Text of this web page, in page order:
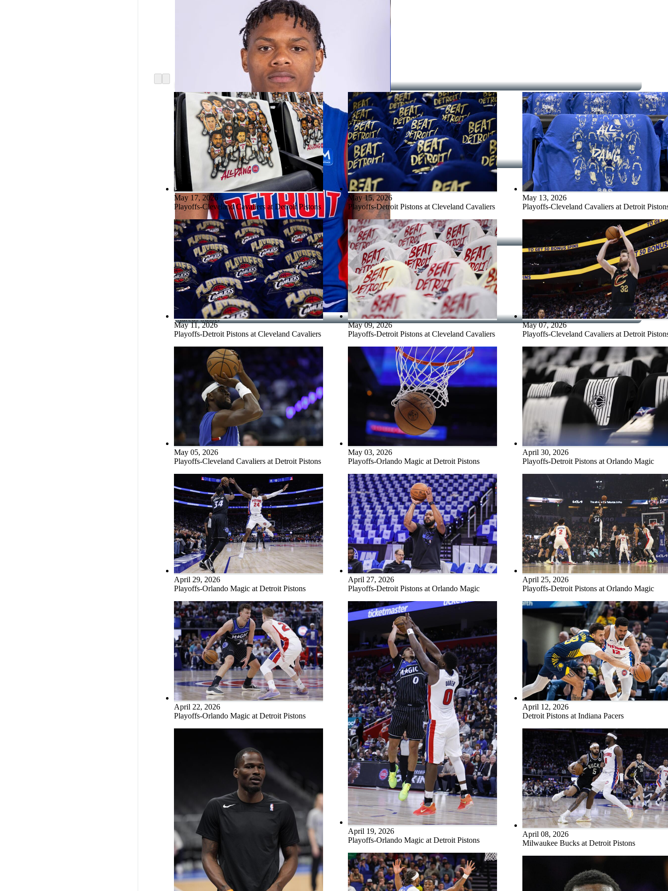
Ausar Thompson
Paul Reed
Marcus Sasser
May 17, 2026
Playoffs-Cleveland Cavaliers at Detroit Pistons
May 15, 2026
Playoffs-Detroit Pistons at Cleveland Cavaliers
May 13, 2026
Playoffs-Cleveland Cavaliers at Detroit
May 11, 2026
Playoffs-Detroit Pistons at Cleveland Cavaliers
May 09, 2026
Playoffs-Detroit Pistons at Cleveland Cavaliers
May 07, 2026
Playoffs-Cleveland Cavaliers at Detroit
May 05, 2026
Playoffs-Cleveland Cavaliers at Detroit Pistons
May 03, 2026
Playoffs-Orlando Magic at Detroit Pistons
April 30, 2026
Playoffs-Detroit Pistons at Orlando Magic
April 29, 2026
Playoffs-Orlando Magic at Detroit Pistons
April 27, 2026
Playoffs-Detroit Pistons at Orlando Magic
April 25, 2026
Playoffs-Detroit Pistons at Orlando Magic
April 22, 2026
Playoffs-Orlando Magic at Detroit Pistons
April 19, 2026
Playoffs-Orlando Magic at Detroit Pistons
April 12, 2026
Detroit Pistons at Indiana Pacers
April 08, 2026
Milwaukee Bucks at Detroit Pistons